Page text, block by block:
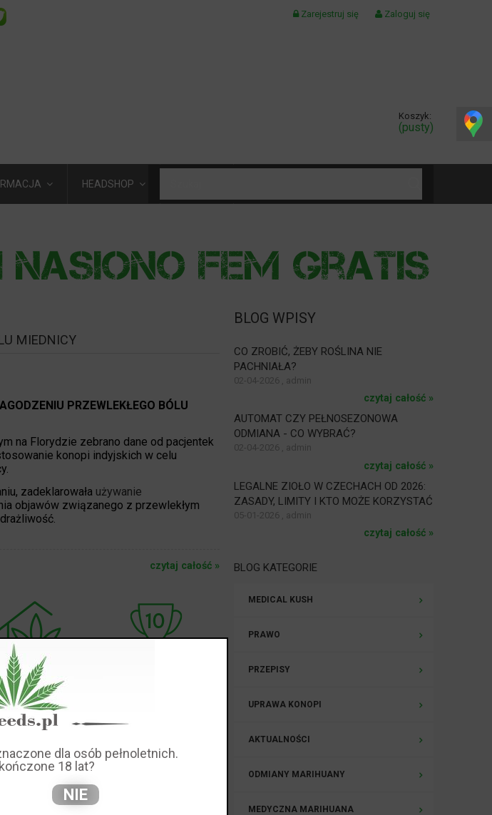
Zarejestruj się Zaloguj się
Koszyk:
(pusty)
HEADSHOP
MIEDNICY
PRZEWLEKŁEGO BÓLU
na Florydzie zebrano dane od pacjentek
konopi indyjskich w celu
zadeklarowała używanie
objawów związanego z przewlekłym
czytaj całość »
BLOG WPISY
CO ZROBIĆ, ŻEBY ROŚLINA NIE
PACHNIAŁA?
02-04-2026 , admin
czytaj całość »
AUTOMAT CZY PEŁNOSEZONOWA
ODMIANA - CO WYBRAĆ?
02-04-2026 , admin
czytaj całość »
LEGALNE ZIOŁO W CZECHACH OD 2026:
ZASADY, LIMITY I KTO MOŻE KORZYSTAĆ
05-01-2026 , admin
czytaj całość »
BLOG KATEGORIE
MEDICAL KUSH
PRAWO
PRZEPISY
UPRAWA KONOPI
AKTUALNOŚCI
ODMIANY MARIHUANY
MEDYCZNA MARIHUANA
dla osób pełnoletnich.
18 lat?
NIE